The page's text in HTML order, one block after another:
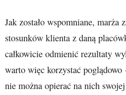
Jak zostało wspomniane, marża
stosunków klienta z daną
całkowicie odmienić rezultaty
warto więc korzystać poglądowo
nie można opierać na nich